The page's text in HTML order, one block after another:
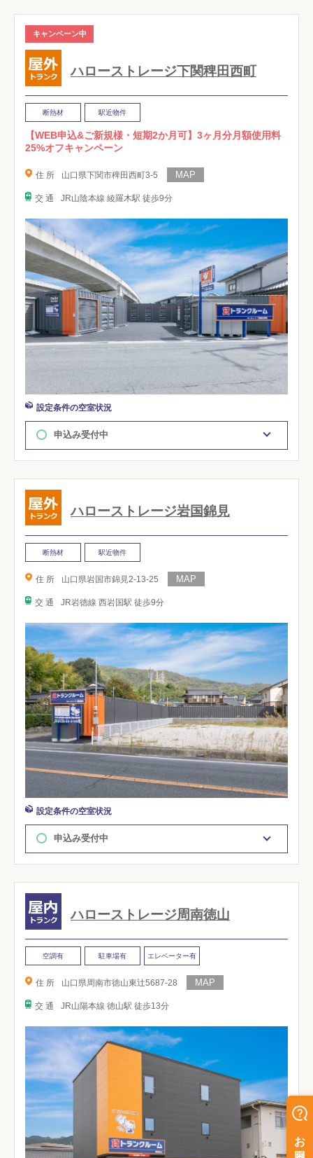
キャンペーン中
ハローストレージ下関稗田西町
断熱材 駅近物件
【WEB申込&ご新規様・短期2か月可】3ヶ月分月額使用料
25%オフキャンペーン
住 所 山口県下関市稗田西町3-5
交 通 JR山陰本線 綾羅木駅 徒歩9分
設定条件の空室状況
申込み受付中
ハローストレージ岩国錦見
断熱材 駅近物件
住 所 山口県岩国市錦見2-13-25
交 通 JR岩徳線 西岩国駅 徒歩9分
設定条件の空室状況
申込み受付中
ハローストレージ周南徳山
空調有 駐車場有 エレベーター有
住 所 山口県周南市徳山東辻5687-28
交 通 JR山陽本線 徳山駅 徒歩13分